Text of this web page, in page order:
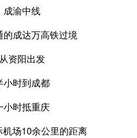
成渝中线
的成达万高铁过境
从资阳出发
小时到成都
小时抵重庆
场10余公里的距离